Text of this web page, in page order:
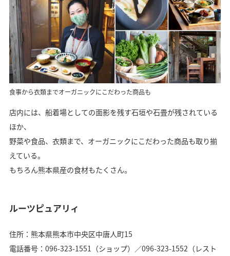
食事から衣類までオーガニックにこだわった商品も
店内には、船着場としての面影を残す石垣や石畳が残されている
ほか、
野菜や食品、衣類まで、オーガニックにこだわった商品も取り揃
えている。
もちろん熊本県産の食材もたくさん。
ルーツピュアリィ
住所：熊本県熊本市中央区中唐人町15
電話番号：096-323-1551（ショップ）／096-323-1552（レスト